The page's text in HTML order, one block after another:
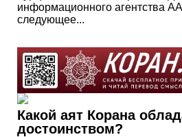
информационного агентства
следующее...
Какой аят Корана
достоинством?